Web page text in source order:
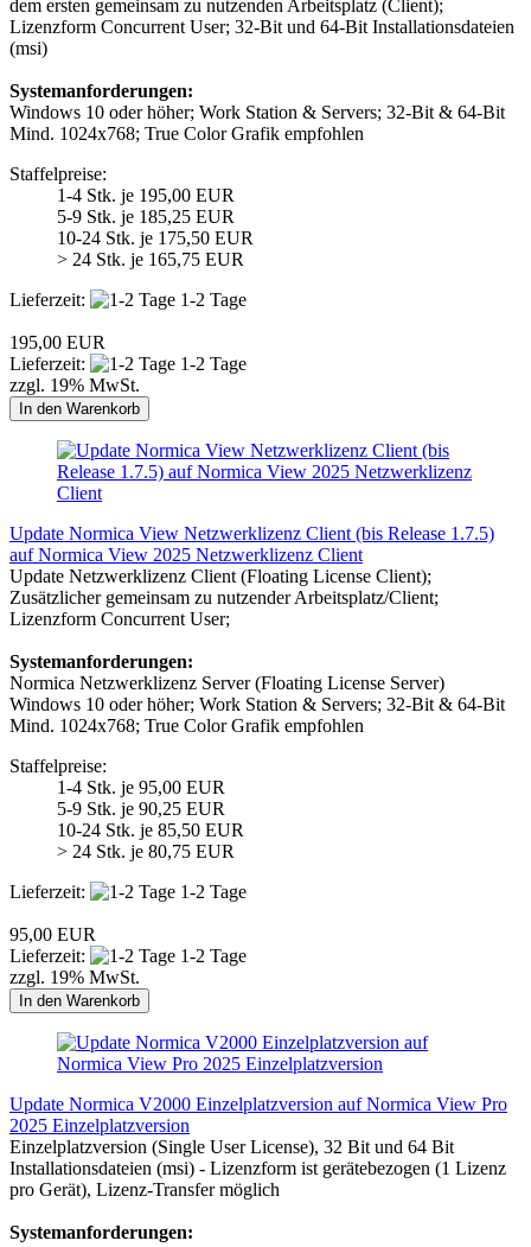
dem ersten gemeinsam zu nutzenden Arbeitsplatz (Client);
Lizenzform Concurrent User; 32-Bit und 64-Bit Installationsdateien
(msi)
Systemanforderungen:
Windows 10 oder höher; Work Station & Servers; 32-Bit & 64-Bit
Mind. 1024x768; True Color Grafik empfohlen
Staffelpreise:
1-4 Stk. je 195,00 EUR
5-9 Stk. je 185,25 EUR
10-24 Stk. je 175,50 EUR
> 24 Stk. je 165,75 EUR
Lieferzeit:
1-2 Tage
195,00 EUR
Lieferzeit:
1-2 Tage
zzgl. 19% MwSt.
In den Warenkorb
Update Normica View Netzwerklizenz Client (bis Release 1.7.5)
auf Normica View 2025 Netzwerklizenz Client
Update Netzwerklizenz Client (Floating License Client);
Zusätzlicher gemeinsam zu nutzender Arbeitsplatz/Client;
Lizenzform Concurrent User;
Systemanforderungen:
Normica Netzwerklizenz Server (Floating License Server)
Windows 10 oder höher; Work Station & Servers; 32-Bit & 64-Bit
Mind. 1024x768; True Color Grafik empfohlen
Staffelpreise:
1-4 Stk. je 95,00 EUR
5-9 Stk. je 90,25 EUR
10-24 Stk. je 85,50 EUR
> 24 Stk. je 80,75 EUR
Lieferzeit:
1-2 Tage
95,00 EUR
Lieferzeit:
1-2 Tage
zzgl. 19% MwSt.
In den Warenkorb
Update Normica V2000 Einzelplatzversion auf Normica View Pro
2025 Einzelplatzversion
Einzelplatzversion (Single User License), 32 Bit und 64 Bit
Installationsdateien (msi) - Lizenzform ist gerätebezogen (1 Lizenz
pro Gerät), Lizenz-Transfer möglich
Systemanforderungen: